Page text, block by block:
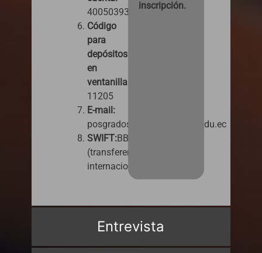
Entrevista
4005039382
Código
para
depósitos
en
ventanilla:
11205
E-mail:
posgrados.pagos@ucacue.edu.ec
SWIFT:BBOLECEGXXX
(transferencias
internacionales).
inscripción.